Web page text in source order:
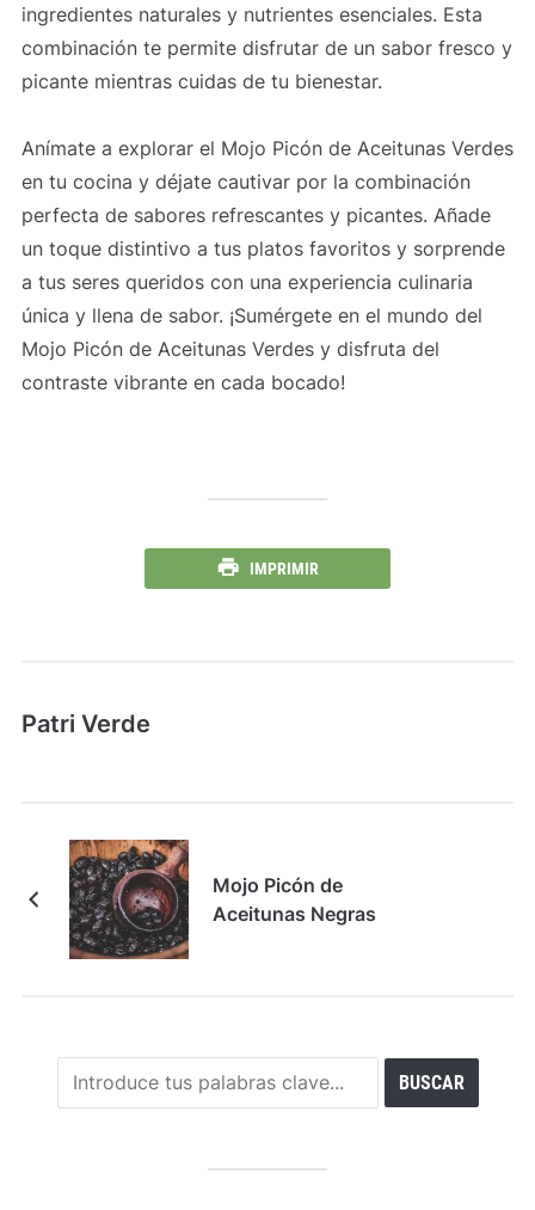
ingredientes naturales y nutrientes esenciales. Esta
combinación te permite disfrutar de un sabor fresco y
picante mientras cuidas de tu bienestar.
Anímate a explorar el Mojo Picón de Aceitunas Verdes
en tu cocina y déjate cautivar por la combinación
perfecta de sabores refrescantes y picantes. Añade
un toque distintivo a tus platos favoritos y sorprende
a tus seres queridos con una experiencia culinaria
única y llena de sabor. ¡Sumérgete en el mundo del
Mojo Picón de Aceitunas Verdes y disfruta del
contraste vibrante en cada bocado!
IMPRIMIR
Patri Verde
Mojo Picón de
Aceitunas Negras